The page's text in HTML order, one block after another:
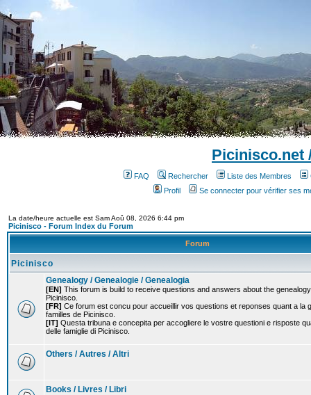
Picinisco.net
FAQ Rechercher Liste des Membres
Profil
Se connecter pour vérifier ses
La date/heure actuelle est Sam Aoû 08, 2026 6:44 pm
Picinisco - Forum Index du Forum
Forum
Picinisco
Genealogy / Genealogie / Genealogia
[EN] This forum is build to receive questions and answers about the
Picinisco.
[FR] Ce forum est concu pour accueillir vos questions et reponses quant a la
familles de Picinisco.
[IT] Questa tribuna e concepita per accogliere le vostre questioni e risposte
delle famiglie di Picinisco.
Others / Autres / Altri
Books / Livres / Libri